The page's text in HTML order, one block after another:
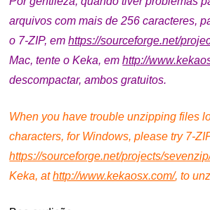
arquivos com mais de 256 caracteres,
o 7-ZIP, emhttps://sourceforge.net/
Mac, tente o Keka, emhttp://
descompactar, ambos gratuitos.
When you have trouble unzipping files
characters, for Windows, please try 7-
https://sourceforge.net/projects/
Keka, athttp://www.kekaosx.com/, to